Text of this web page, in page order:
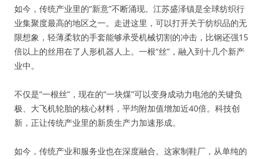
如今，传统产业里的“新意”不断涌现。江苏盛泽镇是全球纺织行
业集聚度最高的地区之一。走进这里，可以打开关于纺织品的无
限想象，轻薄柔软的手套能够承受机械切割的冲击，比钢还强15
倍以上的丝用在了人形机器人上。一根“丝”，融入到十几个新产
业中。
不仅是“一根丝”，现在的“一块煤”可以变身成动力电池的关键负
极、大飞机轮胎的核心材料，平均附加值增加近40倍。科技创
新，正让传统产业里的新质生产力加速形成。
如今，传统产业和服务业也在深度融合。这家制鞋厂，从单纯的